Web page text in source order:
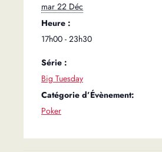
mar 22 Déc
Heure :
17h00 - 23h30
Série :
Big Tuesday
Catégorie d’Évènement:
Poker